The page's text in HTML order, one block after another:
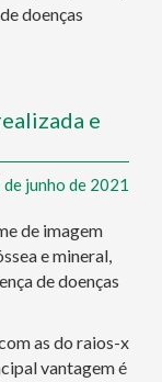
doenças
e
junho de 2021
de imagem
e mineral,
de doenças
as do raios-x
vantagem é